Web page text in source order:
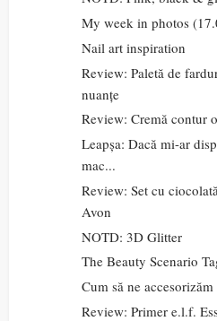
My week in photos
Nail art inspiration
Review: Paletă de
nuanțe
Review: Cremă contur
Leapșa: Dacă mi-ar
mac...
Review: Set cu
Avon
NOTD: 3D Glitter
The Beauty Scenario
Cum să ne
Review: Primer e.l.f.